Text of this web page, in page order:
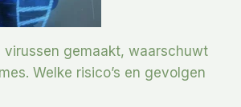
virussen gemaakt, waarschuwt
Welke risico’s en gevolgen